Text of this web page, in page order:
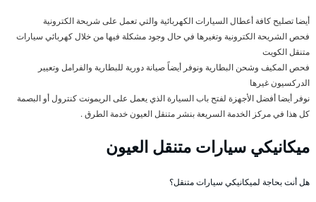
أيضا تصليح كافة أعطال السيارات الكهربائية والتي تعمل على شريحة الكترونية
فحص الشريحة الكترونية وتغيرها في حال وجود مشكلة فيها من خلال كهربائي سيارات
متنقل الكويت
فحص المكيف وشحن البطارية ونوفر أيضاً صيانة دورية للبطارية والفرامل وتعيير
الدركسيون غيرها
نوفر أيضا أفضل الأجهزة لفتح باب السيارة الذي يعمل على الريمونت كنترول أو البصمة
كل هذا في مركز الخدمة السريعة بنشر متنقل العيون خدمة الطرق .
ميكانيكي سيارات متنقل العيون
هل أنت بحاجة لميكانيكي سيارات متنقل؟